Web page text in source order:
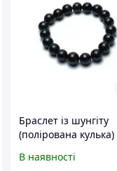
Браслет із шунгіту
(полірована кулька)
В наявності